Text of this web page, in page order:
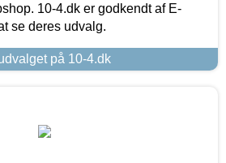
10-4.dk er godkendt af E-
se deres udvalg.
på 10-4.dk